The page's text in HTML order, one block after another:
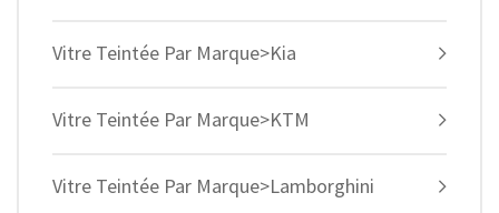
Vitre Teintée Par Marque>Kia
Vitre Teintée Par Marque>KTM
Vitre Teintée Par Marque>Lamborghini